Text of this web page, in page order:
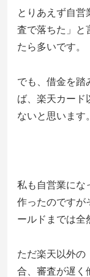
とりあえず自営
査で落ちた」と
たら多いです。
でも、借金を踏
ば、楽天カード
ないと思います。
私も自営業にな
作ったのですが
ールドまでは全
ただ楽天以外の
合、審査が遅く